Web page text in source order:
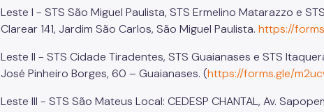
Leste I - STS São Miguel Paulista, STS Ermelino Matarazzo e
Clarear 141, Jardim São Carlos, São Miguel Paulista. https://
Leste II - STS Cidade Tiradentes, STS Guaianases e STS
José Pinheiro Borges, 60 – Guaianases. (https://forms.gle/
Leste III - STS São Mateus Local: CEDESP CHANTAL, Av.